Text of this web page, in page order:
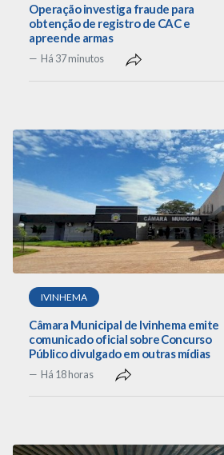
Operação investiga fraude para
obtenção de registro de CAC e
apreende armas
Há 37 minutos
IVINHEMA
Câmara Municipal de Ivinhema emite
comunicado oficial sobre Concurso
Público divulgado em outras mídias
Há 18 horas